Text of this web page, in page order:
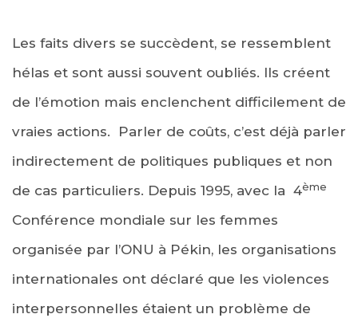
Les faits divers se succèdent, se ressemblent
hélas et sont aussi souvent oubliés. Ils créent
de l’émotion mais enclenchent difficilement de
vraies actions. Parler de coûts, c’est déjà parler
indirectement de politiques publiques et non
de cas particuliers. Depuis 1995, avec la 4ème
Conférence mondiale sur les femmes
organisée par l’ONU à Pékin, les organisations
internationales ont déclaré que les violences
interpersonnelles étaient un problème de